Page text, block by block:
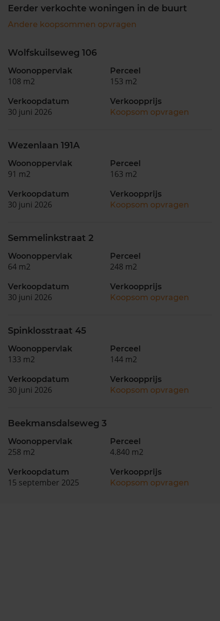
Eerder verkochte woningen in de buurt
Andere koopsommen opvragen
Wolfskuilseweg 106
Woonoppervlak
108 m2
Perceel
153 m2
Verkoopdatum
30 juni 2026
Verkoopprijs
Koopsom opvragen
Wezenlaan 191A
Woonoppervlak
91 m2
Perceel
163 m2
Verkoopdatum
30 juni 2026
Verkoopprijs
Koopsom opvragen
Semmelinkstraat 2
Woonoppervlak
64 m2
Perceel
248 m2
Verkoopdatum
30 juni 2026
Verkoopprijs
Koopsom opvragen
Spinklosstraat 45
Woonoppervlak
133 m2
Perceel
144 m2
Verkoopdatum
30 juni 2026
Verkoopprijs
Koopsom opvragen
Beekmansdalseweg 3
Woonoppervlak
258 m2
Perceel
4.840 m2
Verkoopdatum
15 september 2025
Verkoopprijs
Koopsom opvragen